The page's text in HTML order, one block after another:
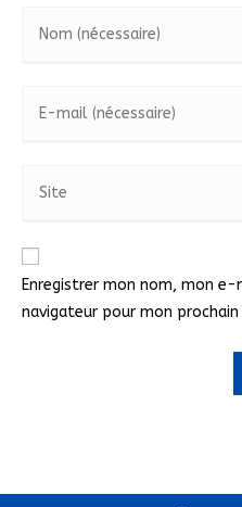
Enregistrer mon nom, mon
navigateur pour mon